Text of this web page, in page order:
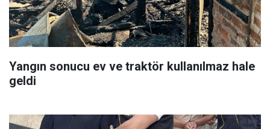
Yangın sonucu ev ve traktör kullanılmaz hale
geldi